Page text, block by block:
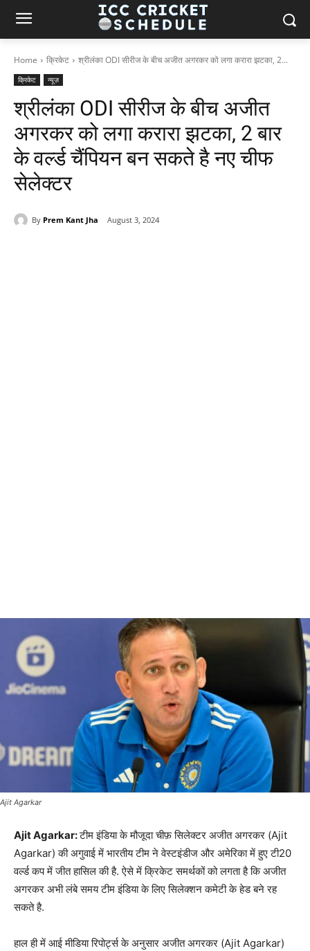
Home क्रिकेट श्रीलंका ODI सीरीज के बीच अजीत अगरकर को लगा करारा झटका, 2...
क्रिकेट न्यूज़
श्रीलंका ODI सीरीज के बीच अजीत
अगरकर को लगा करारा झटका, 2 बार
के वर्ल्ड चैंपियन बन सकते है नए चीफ
सेलेक्टर
By Prem Kant Jha August 3, 2024
Ajit Agarkar
Ajit Agarkar:टीम इंडिया के मौजूदा चीफ़ सिलेक्टर अजीत अगरकर (Ajit
Agarkar) की अगुवाई में भारतीय टीम ने वेस्टइंडीज और अमेरिका में हुए टी20
वर्ल्ड कप में जीत हासिल की है. ऐसे में क्रिकेट समर्थकों को लगता है कि अजीत
अगरकर अभी लंबे समय टीम इंडिया के लिए सिलेक्शन कमेटी के हेड बने रह
सकते है.
हाल ही में आई मीडिया रिपोर्ट्स के अनुसार अजीत अगरकर (Ajit Agarkar)